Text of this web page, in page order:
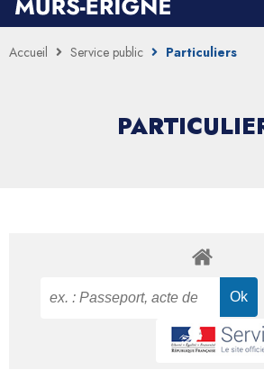
Accueil Service public Particuliers